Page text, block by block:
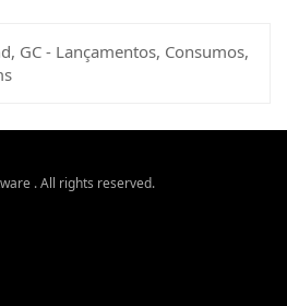
GC - Lançamentos, Consumos,
. All rights reserved.